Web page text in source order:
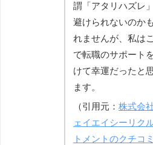
謂「アタリハズレ
避けられないのか
れませんが、私は
で転職のサポート
けて幸運だったと
ます。
（引用元： 株式会
ェイエイシーリク
トメントのクチコミ